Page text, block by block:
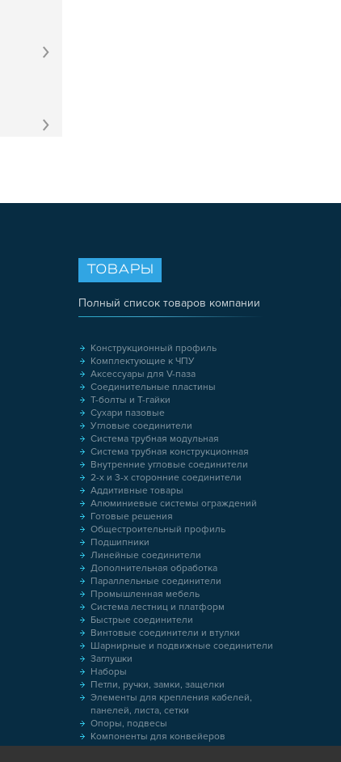
ТОВАРЫ
Полный список товаров компании
Конструкционный профиль
Комплектующие к ЧПУ
Аксессуары для V-паза
Соединительные пластины
Т-болты и Т-гайки
Сухари пазовые
Угловые соединители
Система трубная модульная
Система трубная конструкционная
Внутренние угловые соединители
2-х и 3-х сторонние соединители
Аддитивные товары
Алюминиевые системы ограждений
Готовые решения
Общестроительный профиль
Подшипники
Линейные соединители
Дополнительная обработка
Параллельные соединители
Промышленная мебель
Система лестниц и платформ
Быстрые соединители
Винтовые соединители и втулки
Шарнирные и подвижные соединители
Заглушки
Наборы
Петли, ручки, замки, защелки
Элементы для крепления кабелей,
панелей, листа, сетки
Опоры, подвесы
Компоненты для конвейеров
Колёса